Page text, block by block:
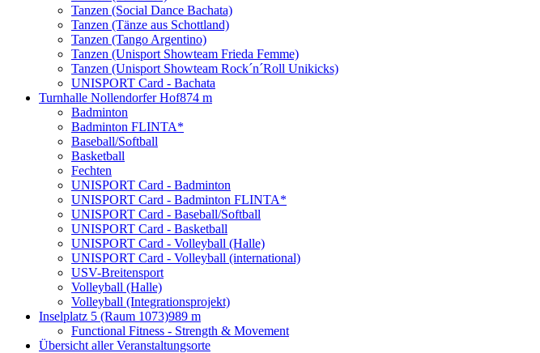
Tanzen (Social Dance Bachata)
Tanzen (Tänze aus Schottland)
Tanzen (Tango Argentino)
Tanzen (Unisport Showteam Frieda Femme)
Tanzen (Unisport Showteam Rock´n´Roll Unikicks)
UNISPORT Card - Bachata
Turnhalle Nollendorfer Hof874 m
Badminton
Badminton FLINTA*
Baseball/Softball
Basketball
Fechten
UNISPORT Card - Badminton
UNISPORT Card - Badminton FLINTA*
UNISPORT Card - Baseball/Softball
UNISPORT Card - Basketball
UNISPORT Card - Volleyball (Halle)
UNISPORT Card - Volleyball (international)
USV-Breitensport
Volleyball (Halle)
Volleyball (Integrationsprojekt)
Inselplatz 5 (Raum 1073)989 m
Functional Fitness - Strength & Movement
Übersicht aller Veranstaltungsorte